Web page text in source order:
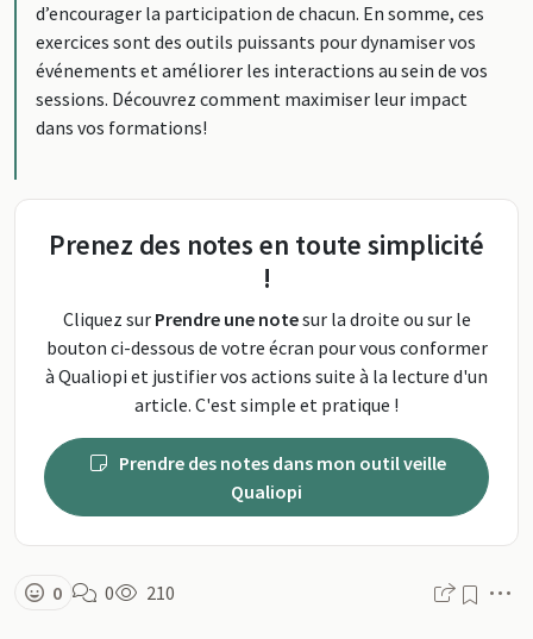
d’encourager la participation de chacun. En somme, ces
exercices sont des outils puissants pour dynamiser vos
événements et améliorer les interactions au sein de vos
sessions. Découvrez comment maximiser leur impact
dans vos formations!
Prenez des notes en toute simplicité
!
Cliquez sur Prendre une notesur la droite ou sur le
bouton ci-dessous de votre écran pour vous conformer
à Qualiopi et justifier vos actions suite à la lecture d'un
article. C'est simple et pratique !
Qualiopi
0 0 210